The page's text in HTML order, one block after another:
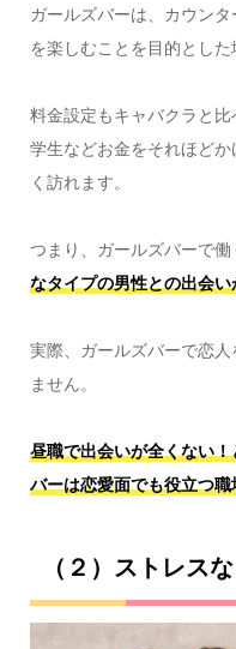
ガールズバーは、カウン
を楽しむことを目的とした
料金設定もキャバクラと
学生などお金をそれほど
く訪れます。
つまり、ガールズバーで働
なタイプの男性との出会
実際、ガールズバーで恋
ません。
昼職で出会いが全くない
バーは恋愛面でも役立つ職
（２）ストレス